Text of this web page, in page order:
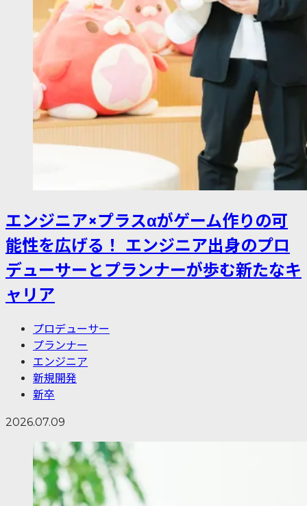
エンジニア×プラスαがゲーム作りの可
能性を広げる！ エンジニア出身のプロ
デューサーとプランナーが歩む新たなキ
ャリア
プロデューサー
プランナー
エンジニア
新規開発
新卒
2026.07.09